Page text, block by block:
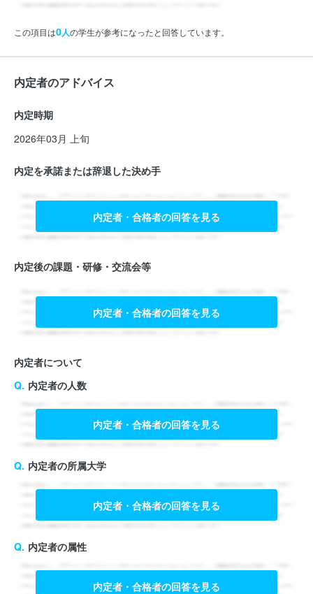
この項目は0人の学生が参考になったと回答しています。
内定者のアドバイス
内定時期
2026年03月 上旬
内定を承諾または辞退した決め手
内定者・合格者の回答を見る
内定後の課題・研修・交流会等
内定者・合格者の回答を見る
内定者について
内定者の人数
内定者・合格者の回答を見る
内定者の所属大学
内定者・合格者の回答を見る
内定者の属性
内定者・合格者の回答を見る